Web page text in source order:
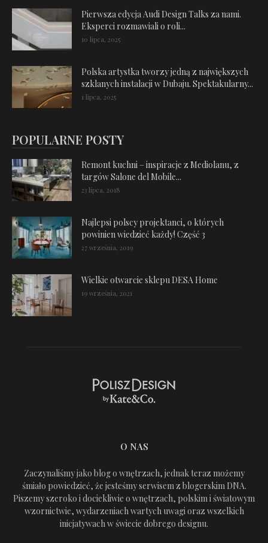
Pierwsza edycja Audi Design Talks za nami.
Eksperci rozmawiali o roli...
10 lipca, 2025
Polska artystka tworzy jedną z największych
szklanych instalacji w Dubaju. Spektakularny...
1 lipca, 2025
POPULARNE POSTY
Remont kuchni – inspiracje z Mediolanu, z
targów Salone del Mobile...
23 lipca, 2018
Najlepsi polscy projektanci, o których
powinien wiedzieć każdy! Część 3
27 września, 2019
Wielkie otwarcie sklepu DESA Home
19 września, 2021
O NAS
Zaczynaliśmy jako blog o wnętrzach, jednak teraz możemy
śmiało powiedzieć, że jesteśmy serwisem z blogerskim DNA.
Piszemy szeroko i dociekliwie o wnętrzach, polskim i światowym
wzornictwie, wydarzeniach wartych uwagi oraz wszelkich
inicjatywach w świecie dobrego designu.